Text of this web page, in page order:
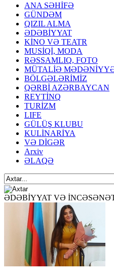
ANA SƏHİFƏ
GÜNDƏM
QIZIL ALMA
ƏDƏBİYYAT
KİNO VƏ TEATR
MUSİQİ, MODA
RƏSSAMLIQ, FOTO
MÜTALİƏ
BÖLGƏLƏRİMİZ
QƏRBİ AZƏRBAYCAN
REYTİNQ
TURİZM
LIFE
GÜLÜŞ KLUBU
KULİNARİYA
VƏ DİGƏR
Arxiv
ƏLAQƏ
ƏDƏBİYYAT VƏ